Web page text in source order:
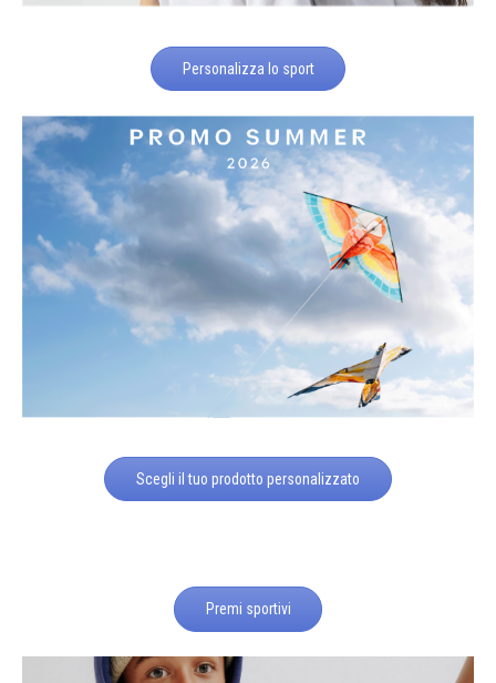
Personalizza lo sport
Scegli il tuo prodotto personalizzato
Premi sportivi